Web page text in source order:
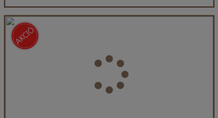
Maldív-szigetek - Reethi Faru Maldives Resort **** - Raa Atoll (Egyéni) ****+
Város: Raa Atoll
Utazás módja:
Egyénileg
Reggeli
Szálláskategória:Hotel ****+
Garden villa, 2 felnőtt